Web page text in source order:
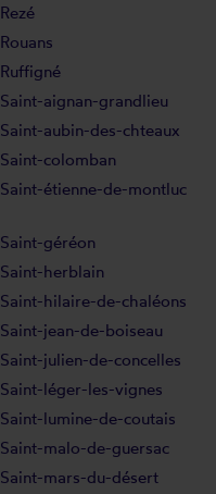
Rezé
Rouans
Ruffigné
Saint-aignan-grandlieu
Saint-aubin-des-chteaux
Saint-colomban
Saint-étienne-de-montluc
Saint-géréon
Saint-herblain
Saint-hilaire-de-chaléons
Saint-jean-de-boiseau
Saint-julien-de-concelles
Saint-léger-les-vignes
Saint-lumine-de-coutais
Saint-malo-de-guersac
Saint-mars-du-désert